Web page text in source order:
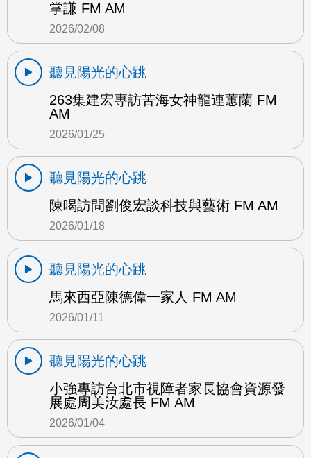
掌謙 FM AM
2026/02/08
聽見陽光的心跳
263集建宏專訪苦海女神龍連蕙蘭 FM
AM
2026/01/25
聽見陽光的心跳
陳喝訪問劉俊宏談科技與藝術 FM AM
2026/01/18
聽見陽光的心跳
馬來西亞陳德偉一家人 FM AM
2026/01/11
聽見陽光的心跳
小強專訪台北市視障者家長協會資源發
展處周美汝處長 FM AM
2026/01/04